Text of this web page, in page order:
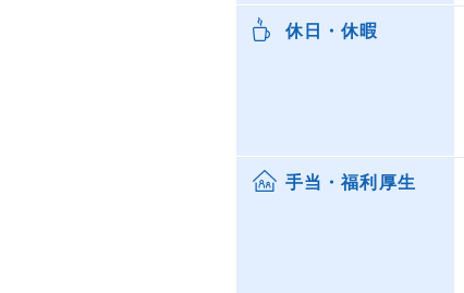
休日・休暇
手当・福利厚生